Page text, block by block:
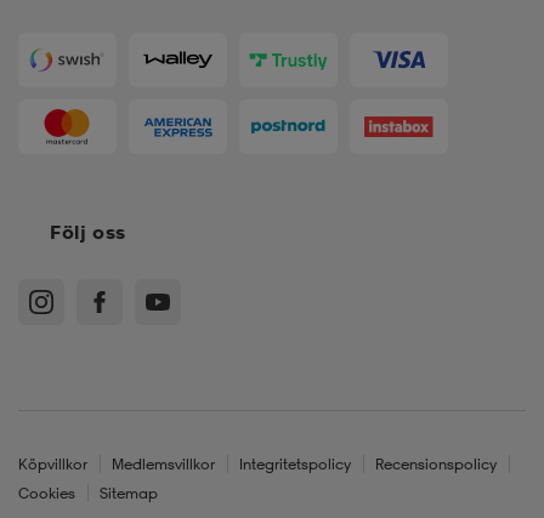
Följ oss
Köpvillkor Medlemsvillkor Integritetspolicy
Recensionspolicy
Cookies
Sitemap